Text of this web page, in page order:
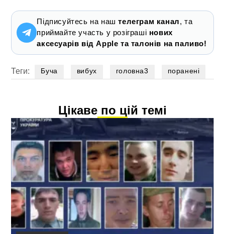
Підписуйтесь на наштелеграм канал, та
приймайте участь у розіграші нових
аксесуарів від Apple та талонів на паливо!
Теги: Буча вибух головна3 поранені
Цікаве по цій темі